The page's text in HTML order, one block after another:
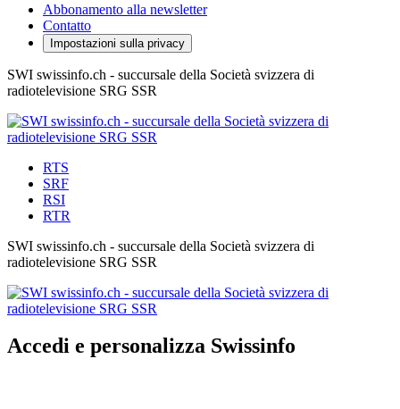
Abbonamento alla newsletter
Contatto
Impostazioni sulla privacy
SWI swissinfo.ch - succursale della Società svizzera di
radiotelevisione SRG SSR
RTS
SRF
RSI
RTR
SWI swissinfo.ch - succursale della Società svizzera di
radiotelevisione SRG SSR
Accedi e personalizza Swissinfo